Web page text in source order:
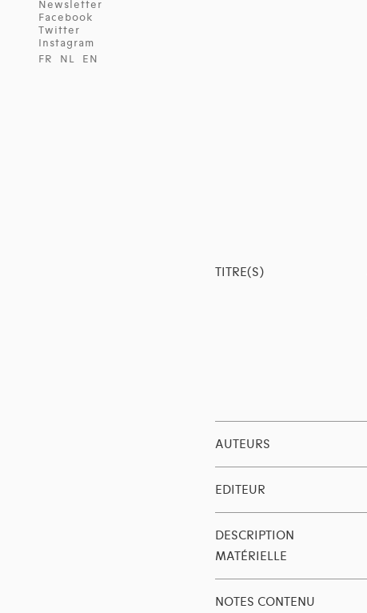
Newsletter
Facebook
Twitter
Instagram
FR
NL EN
TITRE(S)
AUTEURS
EDITEUR
DESCRIPTION
MATÉRIELLE
NOTES CONTENU